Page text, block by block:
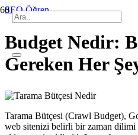
SEO Öğren
Budget Nedir:
Gereken Her
Tarama Bütçesi (Crawl Budget),
web sitenizi belirli bir zaman dilimi